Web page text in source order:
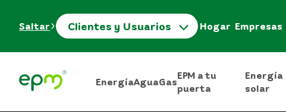
Saltar Clientes y Usuarios Hogar Empresas
EnergíaAguaGas
EPM a tu
puerta
Energía
solar